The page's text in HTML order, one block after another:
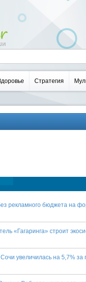
Стратегия
рекламного бюджета на
«Гагаринга» строит
увеличилась на 5,7% за